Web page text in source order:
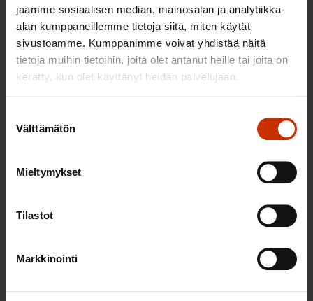
jaamme sosiaalisen median, mainosalan ja analytiikka-
alan kumppaneillemme tietoja siitä, miten käytät
sivustoamme. Kumppanimme voivat yhdistää näitä
tietoja muihin tietoihin, joita olet antanut heille tai joita on
kerätty, kun olet käyttänyt heidän palvelujaan.
valinta
Välttämätön
Mieltymykset
Tilastot
Markkinointi
Työmarkkinakeskusjärjestöt: Tuottava ja
hyvinvoiva työelämä on yhteinen asia
TERVE JA HYVÄ TYÖELÄMÄ
Vuoden 2025 esimerkilliset työnantajat ovat tässä